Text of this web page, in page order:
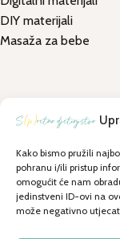
Kako bismo pružili
pohranu i/ili pristup
omogućit će nam
jedinstveni ID-ovi na
može negativno
DIY materijali
Masaža za bebe